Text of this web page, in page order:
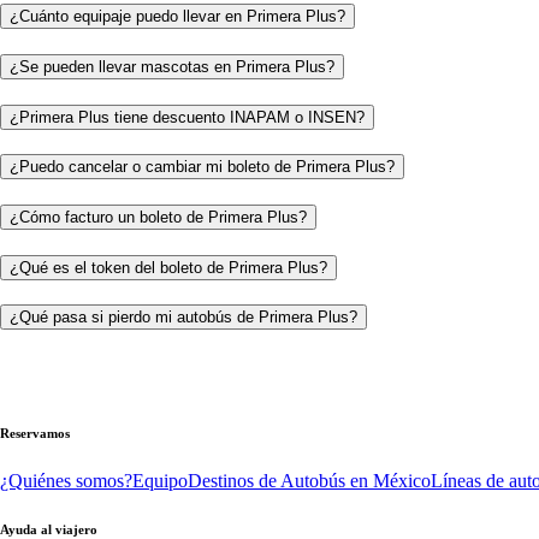
¿Cuánto equipaje puedo llevar en Primera Plus?
¿Se pueden llevar mascotas en Primera Plus?
¿Primera Plus tiene descuento INAPAM o INSEN?
¿Puedo cancelar o cambiar mi boleto de Primera Plus?
¿Cómo facturo un boleto de Primera Plus?
¿Qué es el token del boleto de Primera Plus?
¿Qué pasa si pierdo mi autobús de Primera Plus?
Reservamos
¿Quiénes somos?EquipoDestinos de Autobús en MéxicoLíneas de
Ayuda al viajero